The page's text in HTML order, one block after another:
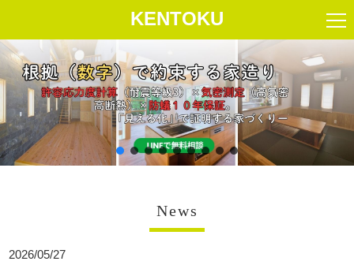
KENTOKU
News
2026/05/27